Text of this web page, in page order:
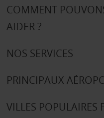
COMMENT
AIDER ?
NOS SERVICES
PRINCIPAUX
VILLES POPULAIRES